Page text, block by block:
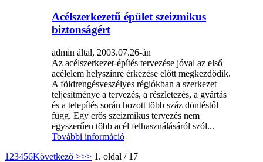
Acélszerkezetű épület szeizmikus
biztonságért
admin által, 2003.07.26-án
Az acélszerkezet-építés tervezése jóval az első
acélelem helyszínre érkezése előtt megkezdődik.
A földrengésveszélyes régiókban a szerkezet
teljesítménye a tervezés, a részletezés, a gyártás
és a telepítés során hozott több száz döntéstől
függ. Egy erős szeizmikus tervezés nem
egyszerűen több acél felhasználásáról szól...
További információ
1 23456Következő >>> 1. oldal / 17